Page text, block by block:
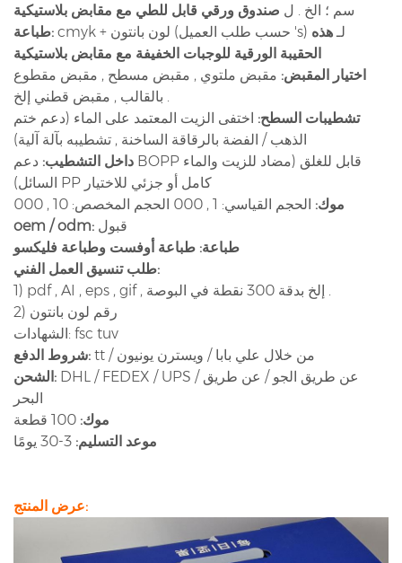
سم ؛ الخ . ل صندوق ورقي قابل للطي مع مقابض بلاستيكية
طباعة:
cmyk + لون بانتون (حسب طلب العميل 's) لـهذه
الحقيبة الورقية للوجبات الخفيفة مع مقابض بلاستيكية
اختيار المقبض: مقبض ملتوي , مقبض مسطح , مقبض مقطوع
بالقالب , مقبض قطني إلخ .
تشطيبات السطح: اختفى الزيت المعتمد على الماء (دعم ختم
الذهب / الفضة بالرقاقة الساخنة , تشطيبه بآلة آلية)
داخل التشطيب: دعم BOPP قابل للغلق (مضاد للزيت والماء
السائل) PP كامل أو جزئي للاختيار
موك: الحجم القياسي: 1 , 000 الحجم المخصص: 10 , 000
oem / odm: قبول
طباعة: طباعة أوفست وطباعة فليكسو
طلب تنسيق العمل الفني:
1) pdf , AI , eps , gif , إلخ بدقة 300 نقطة في البوصة .
2) رقم لون بانتون
الشهادات: fsc tuv
شروط الدفع:
tt / من خلال علي بابا / ويسترن يونيون
الشحن: DHL / FEDEX / UPS / عن طريق الجو / عن طريق
البحر
موك:
موعد التسليم:
عرض المنتج: